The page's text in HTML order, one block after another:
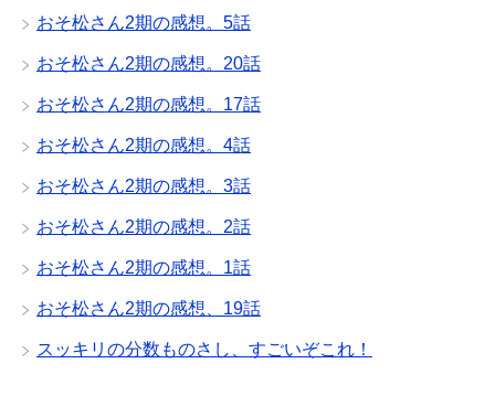
おそ松さん2期の感想。5話
おそ松さん2期の感想。20話
おそ松さん2期の感想。17話
おそ松さん2期の感想。4話
おそ松さん2期の感想。3話
おそ松さん2期の感想。2話
おそ松さん2期の感想。1話
おそ松さん2期の感想、19話
スッキリの分数ものさし、すごいぞこれ！